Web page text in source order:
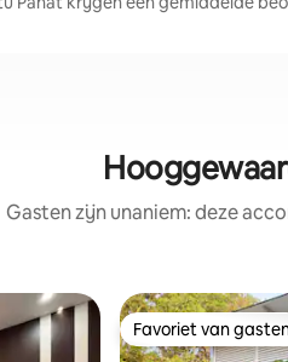
Gasten zijn unaniem: deze
Favoriet van
Favoriet van